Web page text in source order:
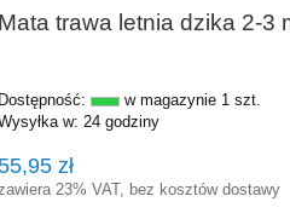
Mata trawa letnia dzika 2-3
Dostępność:
w magazynie 1 szt.
w: 24 godziny
zł
23% VAT, bez kosztów dostawy